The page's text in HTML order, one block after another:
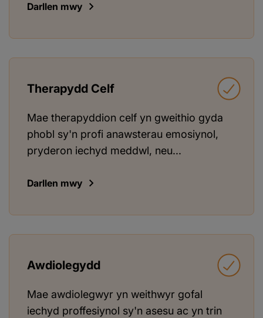
Darllen mwy
Therapydd Celf
Mae therapyddion celf yn gweithio gyda
phobl sy'n profi anawsterau emosiynol,
pryderon iechyd meddwl, neu...
Darllen mwy
Awdiolegydd
Mae awdiolegwyr yn weithwyr gofal
iechyd proffesiynol sy'n asesu ac yn trin